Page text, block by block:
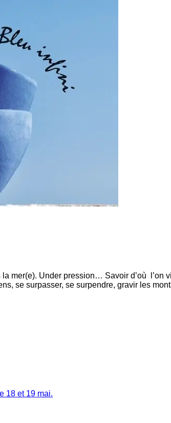
mer(e). Under pression… Savoir d’où l’on
se surpasser, se surpendre, gravir les
18 et 19 mai.